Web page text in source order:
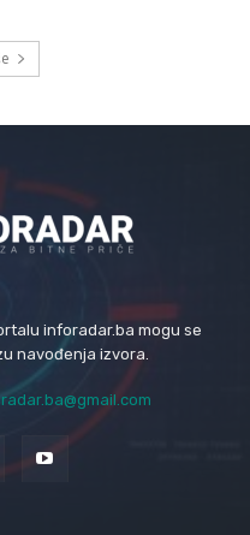
inforadar.ba mogu se
navođenja izvora.